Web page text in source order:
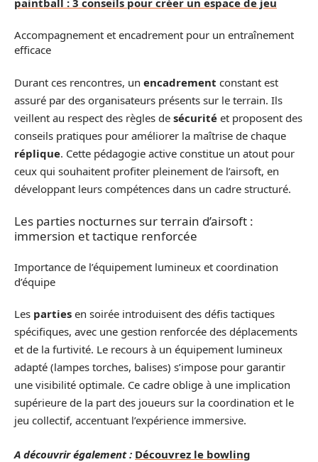
Accompagnement et encadrement pour un entraînement
efficace
Durant ces rencontres, un encadrement constant est
assuré par des organisateurs présents sur le terrain. Ils
veillent au respect des règles de sécurité et proposent des
conseils pratiques pour améliorer la maîtrise de chaque
réplique. Cette pédagogie active constitue un atout pour
ceux qui souhaitent profiter pleinement de l’airsoft, en
développant leurs compétences dans un cadre structuré.
Les parties nocturnes sur terrain d’airsoft :
immersion et tactique renforcée
Importance de l’équipement lumineux et coordination
d’équipe
Les parties en soirée introduisent des défis tactiques
spécifiques, avec une gestion renforcée des déplacements
et de la furtivité. Le recours à un équipement lumineux
adapté (lampes torches, balises) s’impose pour garantir
une visibilité optimale. Ce cadre oblige à une implication
supérieure de la part des joueurs sur la coordination et le
jeu collectif, accentuant l’expérience immersive.
A découvrir également : Découvrez le bowling